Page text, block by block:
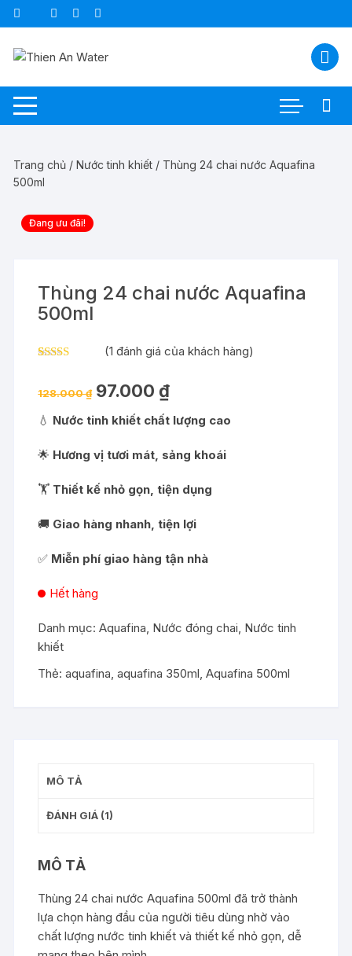
Chuyển
tới
nội
dung
Trang chủ /Nước tinh khiết / Thùng 24 chai nước Aquafina
500ml
Đang ưu đãi!
Thùng 24 chai nước Aquafina
500ml
đánh giá
(1 đánh giá của khách hàng)
128.000₫ Giá
gốc
128.000 ₫.
97.000 ₫Giá
là:
💧 Nước tinh khiết chất lượng cao
🌟 Hương vị tươi mát, sảng khoái
🏋️ Thiết kế nhỏ gọn, tiện dụng
🚚 Giao hàng nhanh, tiện lợi
✅ Miễn phí giao hàng tận nhà
Hết hàng
Danh mục:Aquafina, Nước đóng chai, Nước tinh
khiết
Thẻ:aquafina,aquafina 350ml,Aquafina 500ml
MÔ TẢ
ĐÁNH GIÁ (1)
MÔ TẢ
Thùng 24 chai nước Aquafina 500ml đã trở thành
lựa chọn hàng đầu của người tiêu dùng nhờ vào
chất lượng nước tinh khiết và thiết kế nhỏ gọn, dễ